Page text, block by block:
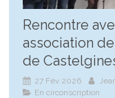
Rencontre
association
de
27 Fév 2026
En circonscription